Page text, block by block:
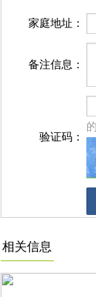
家庭地址：
备注信息：
验证码：
相关信息